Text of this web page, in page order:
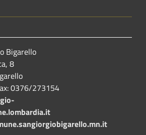
Bigarello
8
0376/273154